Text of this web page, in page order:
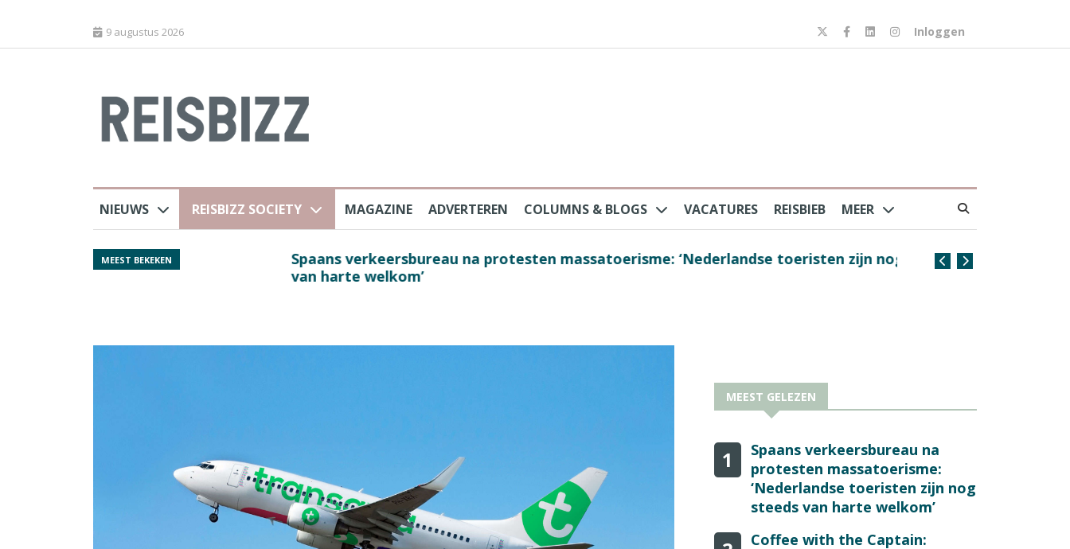
9 augustus 2026 Inloggen
NIEUWS REISBIZZ SOCIETY MAGAZINE ADVERTEREN COLUMNS & BLOGS VACATURES REISBIEB MEER
MEEST BEKEKEN
Spaans verkeersbureau na protesten massatoerisme: ‘Nederlandse toeristen zijn nog steeds
van harte welkom’
Coffee with the
MEEST GELEZEN
1
Spaans verkeersbureau na
protesten massatoerisme:
‘Nederlandse toeristen zijn nog
steeds van harte welkom’
Coffee with the Captain: